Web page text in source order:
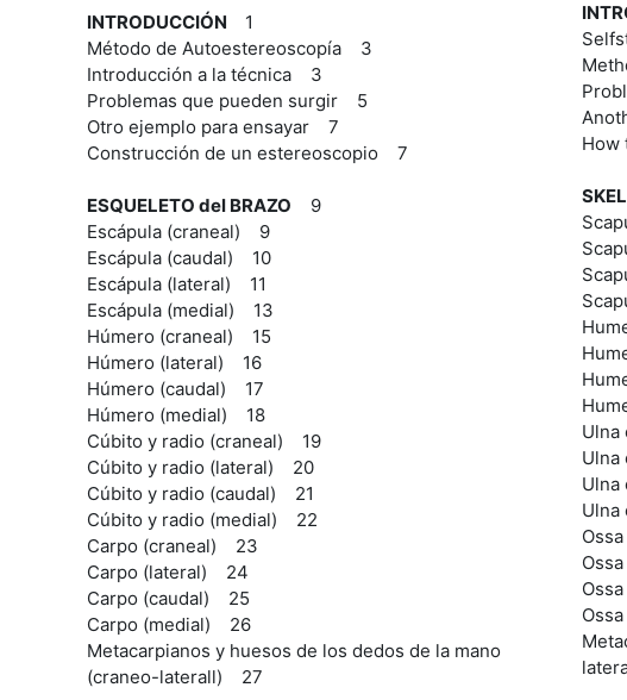
INTRODUCCIÓN
1
Método de Autoestereoscopía 3
Introducción a la técnica 3
Problemas que pueden surgir 5
Otro ejemplo para ensayar 7
Construcción de un estereoscopio 7
ESQUELETO del BRAZO 9
Escápula (craneal) 9
Escápula (caudal) 10
Escápula (lateral) 11
Escápula (medial) 13
Húmero (craneal) 15
Húmero (lateral) 16
Húmero (caudal) 17
Húmero (medial) 18
Cúbito y radio (craneal) 19
Cúbito y radio (lateral) 20
Cúbito y radio (caudal) 21
Cúbito y radio (medial) 22
Carpo (craneal) 23
Carpo (lateral) 24
Carpo (caudal) 25
Carpo (medial) 26
Metacarpianos y huesos de los dedos de la mano
(craneo-laterall) 27
How